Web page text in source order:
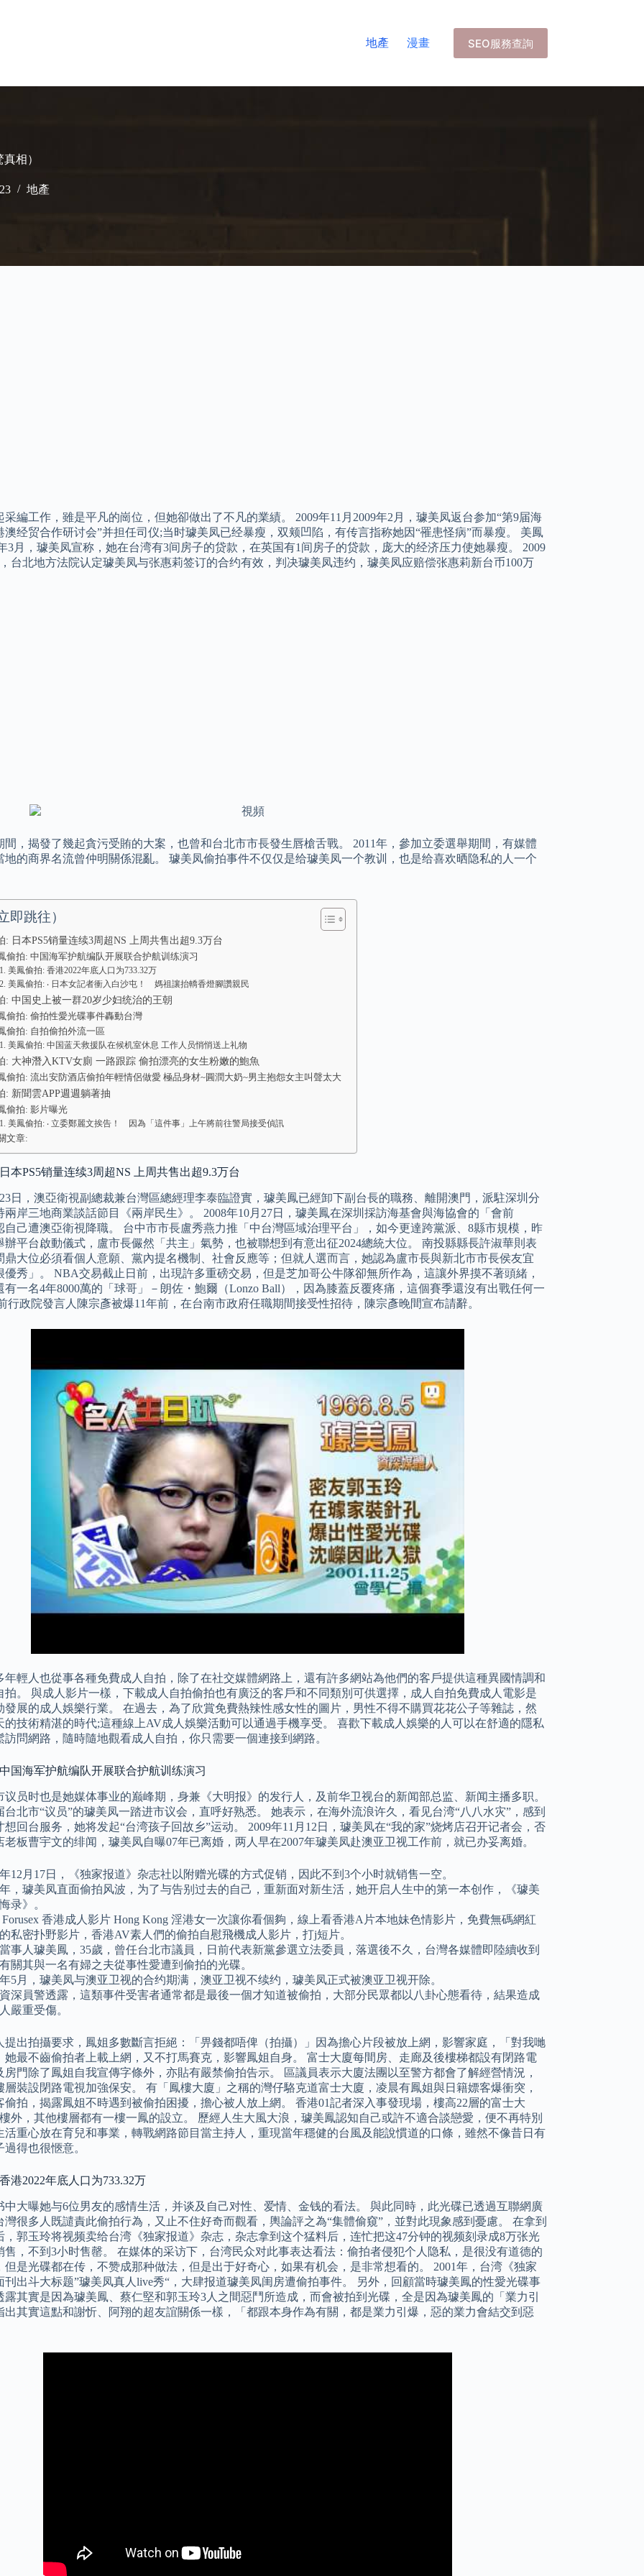
地產 漫畫 SEO服務查詢
相）
地產
采編工作，雖是平凡的崗位，但她卻做出了不凡的業績。 2009年11月2009年2月，璩美凤返台参加“第9届海
澳经贸合作研讨会”并担任司仪;当时璩美凤已经暴瘦，双颊凹陷，有传言指称她因“罹患怪病”而暴瘦。 美鳳
3月，璩美凤宣称，她在台湾有3间房子的贷款，在英国有1间房子的贷款，庞大的经济压力使她暴瘦。 2009
台北地方法院认定璩美凤与张惠莉签订的合约有效，判决璩美凤违约，璩美凤应赔偿张惠莉新台币100万
間，揭發了幾起貪污受賄的大案，也曾和台北市市長發生唇槍舌戰。 2011年，參加立委選舉期間，有媒體
地的商界名流曾仲明關係混亂。 璩美凤偷拍事件不仅仅是给璩美凤一个教训，也是给喜欢晒隐私的人一个
即跳往）
: 日本PS5销量连续3周超NS 上周共售出超9.3万台
偷拍: 中国海军护航编队开展联合护航训练演习
美鳳偷拍: 香港2022年底人口为733.32万
美鳳偷拍: ‧ 日本女記者衝入白沙屯！ 媽祖讓抬轎香燈腳讚親民
: 中国史上被一群20岁少妇统治的王朝
偷拍: 偷拍性愛光碟事件轟動台灣
偷拍: 自拍偷拍外流一區
美鳳偷拍: 中国蓝天救援队在候机室休息 工作人员悄悄送上礼物
: 大神潛入KTV女廁 一路跟踪 偷拍漂亮的女生粉嫩的鮑魚
偷拍: 流出安防酒店偷拍年輕情侶做愛 極品身材~圓潤大奶~男主抱怨女主叫聲太大
: 新聞雲APP週週躺著抽
偷拍: 影片曝光
美鳳偷拍: ‧ 立委鄭麗文挨告！ 因為「這件事」上午將前往警局接受偵訊
文章:
本PS5销量连续3周超NS 上周共售出超9.3万台
日，澳亞衛視副總裁兼台灣區總經理李泰臨證實，璩美鳳已經卸下副台長的職務、離開澳門，派駐深圳分
兩岸三地商業談話節目《兩岸民生》。 2008年10月27日，璩美鳳在深圳採訪海基會與海協會的「會前
自己遭澳亞衛視降職。 台中市市長盧秀燕力推「中台灣區域治理平台」，如今更達跨黨派、8縣市規模，昨
辦平台啟動儀式，盧市長儼然「共主」氣勢，也被聯想到有意出征2024總統大位。 南投縣縣長許淑華則表
鼎大位必須看個人意願、黨內提名機制、社會反應等；但就人選而言，她認為盧市長與新北市市長侯友宜
優秀」。 NBA交易截止日前，出現許多重磅交易，但是芝加哥公牛隊卻無所作為，這讓外界摸不著頭緒，
有一名4年8000萬的「球哥」－朗佐・鮑爾（Lonzo Ball），因為膝蓋反覆疼痛，這個賽季還沒有出戰任何一
行政院發言人陳宗彥被爆11年前，在台南市政府任職期間接受性招待，陳宗彥晚間宣布請辭。
年輕人也從事各種免費成人自拍，除了在社交媒體網路上，還有許多網站為他們的客戶提供這種異國情調和
拍。 與成人影片一樣，下載成人自拍偷拍也有廣泛的客戶和不同類別可供選擇，成人自拍免費成人電影是
發展的成人娛樂行業。 在過去，為了欣賞免費熱辣性感女性的圖片，男性不得不購買花花公子等雜誌，然
的技術精湛的時代;這種線上AV成人娛樂活動可以通過手機享受。 喜歡下載成人娛樂的人可以在舒適的隱私
訪問網路，隨時隨地觀看成人自拍，你只需要一個連接到網路。
国海军护航编队开展联合护航训练演习
议员时也是她媒体事业的巅峰期，身兼《大明报》的发行人，及前华卫视台的新闻部总监、新闻主播多职。
台北市“议员”的璩美凤一踏进市议会，直呼好熟悉。 她表示，在海外流浪许久，看见台湾“八八水灾”，感到
想回台服务，她将发起“台湾孩子回故乡”运动。 2009年11月12日，璩美凤在“我的家”烧烤店召开记者会，否
老板曹宇文的绯闻，璩美凤自曝07年已离婚，两人早在2007年璩美凤赴澳亚卫视工作前，就已办妥离婚。
12月17日，《独家报道》杂志社以附赠光碟的方式促销，因此不到3个小时就销售一空。
年，璩美凤直面偷拍风波，为了与告别过去的自己，重新面对新生活，她开启人生中的第一本创作，《璩美
录》。
香港成人影片 Hong Kong 淫港女一次讓你看個夠，線上看香港A片本地妹色情影片，免費無碼網紅
私密扑野影片，香港AV素人們的偷拍自慰飛機成人影片，打j短片。
事人璩美鳳，35歲，曾任台北市議員，日前代表新黨參選立法委員，落選後不久，台灣各媒體即陸續收到
關其與一名有婦之夫從事性愛遭到偷拍的光碟。
5月，璩美凤与澳亚卫视的合约期满，澳亚卫视不续约，璩美凤正式被澳亚卫视开除。
深員警透露，這類事件受害者通常都是最後一個才知道被偷拍，大部分民眾都以八卦心態看待，結果造成
嚴重受傷。
提出拍攝要求，鳳姐多數斷言拒絕：「畀錢都唔俾（拍攝）」因為擔心片段被放上網，影響家庭，「對我哋
她最不齒偷拍者上載上網，又不打馬賽克，影響鳳姐自身。 富士大廈每間房、走廊及後樓梯都設有閉路電
房門除了鳳姐自我宣傳字條外，亦貼有嚴禁偷拍告示。 區議員表示大廈法團以至警方都會了解經營情況，
層裝設閉路電視加強保安。 有「鳳樓大廈」之稱的灣仔駱克道富士大廈，凌晨有鳳姐與日籍嫖客爆衝突，
偷拍，揭露鳳姐不時遇到被偷拍困擾，擔心被人放上網。 香港01記者深入事發現場，樓高22層的富士大
外，其他樓層都有一樓一鳳的設立。 歷經人生大風大浪，璩美鳳認知自己或許不適合談戀愛，便不再特別
活重心放在育兒和事業，轉戰網路節目當主持人，重現當年穩健的台風及能說慣道的口條，雖然不像昔日有
得也很愜意。
港2022年底人口为733.32万
中大曝她与6位男友的感情生活，并谈及自己对性、爱情、金钱的看法。 與此同時，此光碟已透過互聯網廣
灣很多人既譴責此偷拍行為，又止不住好奇而觀看，輿論評之為“集體偷窺”，並對此現象感到憂慮。 在拿到
，郭玉玲将视频卖给台湾《独家报道》杂志，杂志拿到这个猛料后，连忙把这47分钟的视频刻录成8万张光
售，不到3小时售罄。 在媒体的采访下，台湾民众对此事表达看法：偷拍者侵犯个人隐私，是很没有道德的
但是光碟都在传，不赞成那种做法，但是出于好奇心，如果有机会，是非常想看的。 2001年，台湾《独家
刊出斗大标题”璩美凤真人live秀“，大肆报道璩美凤闺房遭偷拍事件。 另外，回顧當時璩美鳳的性愛光碟事
露其實是因為璩美鳳、蔡仁堅和郭玉玲3人之間惡鬥所造成，而會被拍到光碟，全是因為璩美鳳的「業力引
出其實這點和謝忻、阿翔的超友誼關係一樣，「都跟本身作為有關，都是業力引爆，惡的業力會結交到惡